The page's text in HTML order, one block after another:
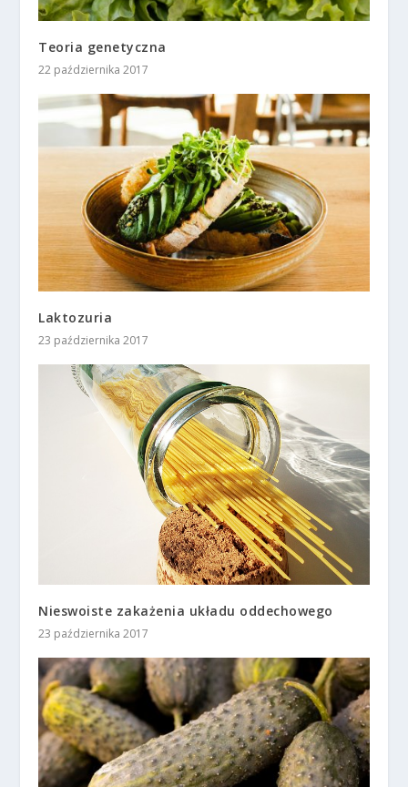
Teoria genetyczna
22 października 2017
Laktozuria
23 października 2017
Nieswoiste zakażenia układu oddechowego
23 października 2017